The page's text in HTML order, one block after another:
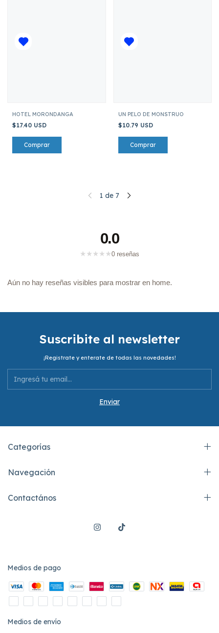
HOTEL MORONDANGA
$17.40 USD
UN PELO DE MONSTRUO
$10.79 USD
1 de 7
0.0
★ ★ ★ ★ ★0 reseñas
Aún no hay reseñas visibles para mostrar en home.
Suscribite al newsletter
¡Registrate y enterate de todas las novedades!
Categorías
Navegación
Contactános
Medios de pago
Medios de envío